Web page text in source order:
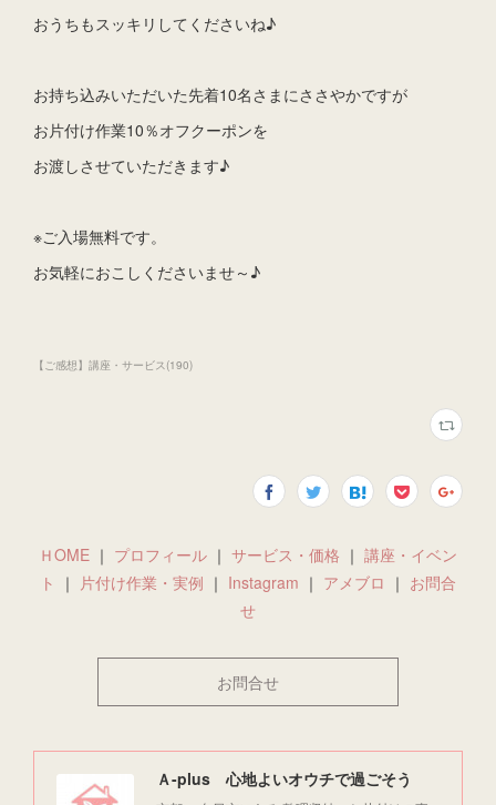
おうちもスッキリしてくださいね♪
お持ち込みいただいた先着10名さまにささやかですが
お片付け作業10％オフクーポンを
お渡しさせていただきます♪
※ご入場無料です。
お気軽におこしくださいませ～♪
【ご感想】講座・サービス(190)
ＨOME ｜ プロフィール ｜ サービス・価格 ｜ 講座・イベン
ト
｜ 片付け作業・実例 ｜ Instagram ｜ アメブロ ｜ お問合
せ
お問合せ
Ａ-plus 心地よいオウチで過ごそう